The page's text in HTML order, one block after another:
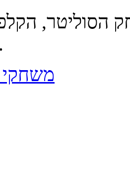
הסוליטר,
משחקי